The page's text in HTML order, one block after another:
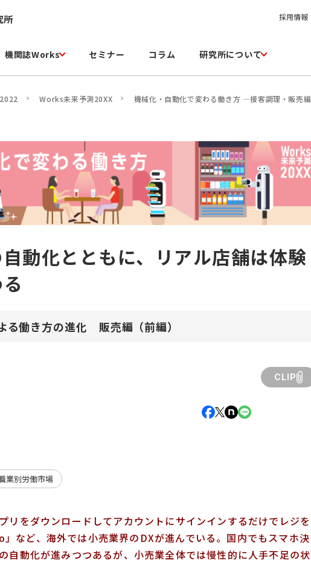
所 採用情報
機関誌Works セミナー コラム 研究所について
Works未来予測20XX 機械化・自動化で変わる働き方 ―接客調理・販売編
動化とともに、リアル店舗は体験
る働き方の進化 販売編（前編）
CLIP
業別労働市場
リをダウンロードしてアカウントにサインインするだけでレジを
など、海外では小売業界のDXが進んでいる。国内でもスマホ決
自動化が進みつつあるが、小売業全体では慢性的に人手不足の状